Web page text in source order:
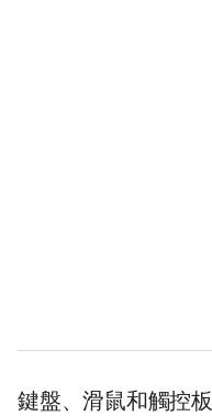
鍵盤、滑鼠和觸控板